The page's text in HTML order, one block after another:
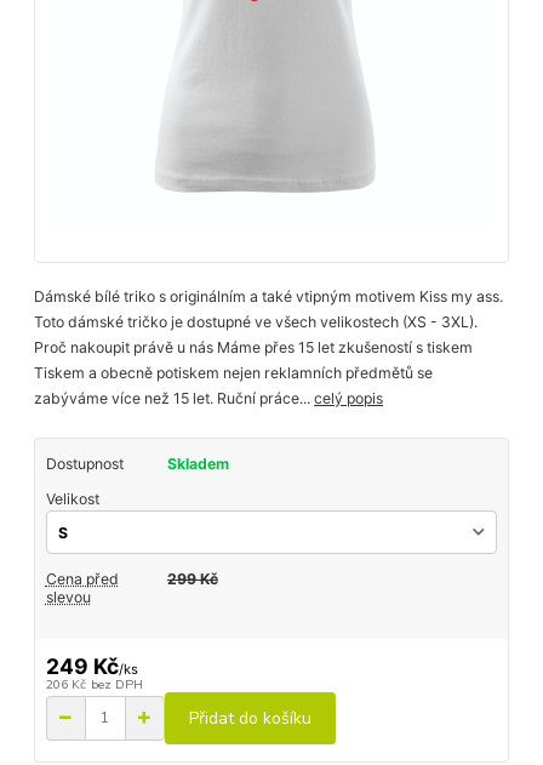
Dámské bílé triko s originálním a také vtipným motivem Kiss my ass.
Toto dámské tričko je dostupné ve všech velikostech (XS - 3XL).
Proč nakoupit právě u nás Máme přes 15 let zkušeností s tiskem
Tiskem a obecně potiskem nejen reklamních předmětů se
zabýváme více než 15 let. Ruční práce...celý popis
Dostupnost
Skladem
Velikost
Cena před
slevou
299 Kč
249 Kč/ks
206 Kč bez DPH
Přidat do košíku